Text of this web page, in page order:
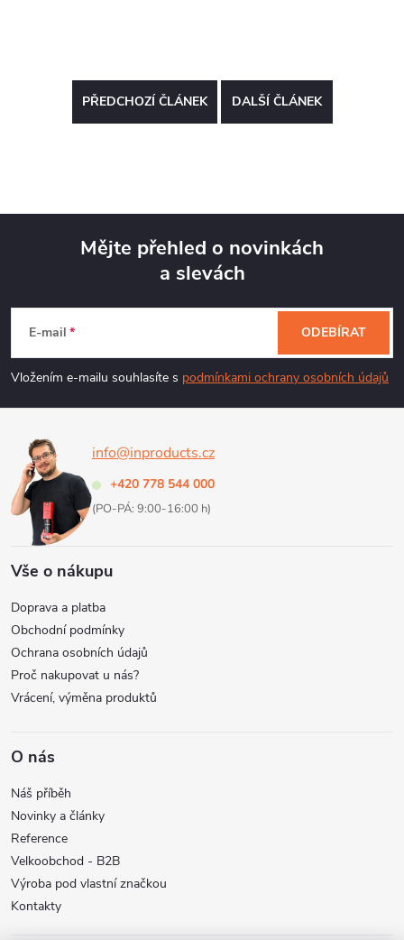
PŘEDCHOZÍ ČLÁNEK DALŠÍ ČLÁNEK
p
a
Mějte přehled o novinkách
a slevách
E-mail
Vložením e-mailu souhlasíte s podmínkami ochrany osobních údajů
ODEBÍRAT
info@inproducts.cz
+420 778 544 000
(PO-PÁ: 9:00-16:00 h)
Vše o nákupu
Doprava a platba
Obchodní podmínky
Ochrana osobních údajů
Proč nakupovat u nás?
Vrácení, výměna produktů
O nás
Náš příběh
Novinky a články
Reference
Velkoobchod - B2B
Výroba pod vlastní značkou
Kontakty